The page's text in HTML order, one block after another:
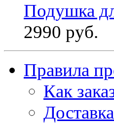
Подушка
2990 руб.
Правила
Как